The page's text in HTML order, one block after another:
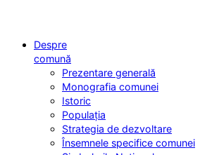
Despre
comună
Prezentare generală
Monografia comunei
Istoric
Populația
Strategia de dezvoltare
Însemnele specifice comunei